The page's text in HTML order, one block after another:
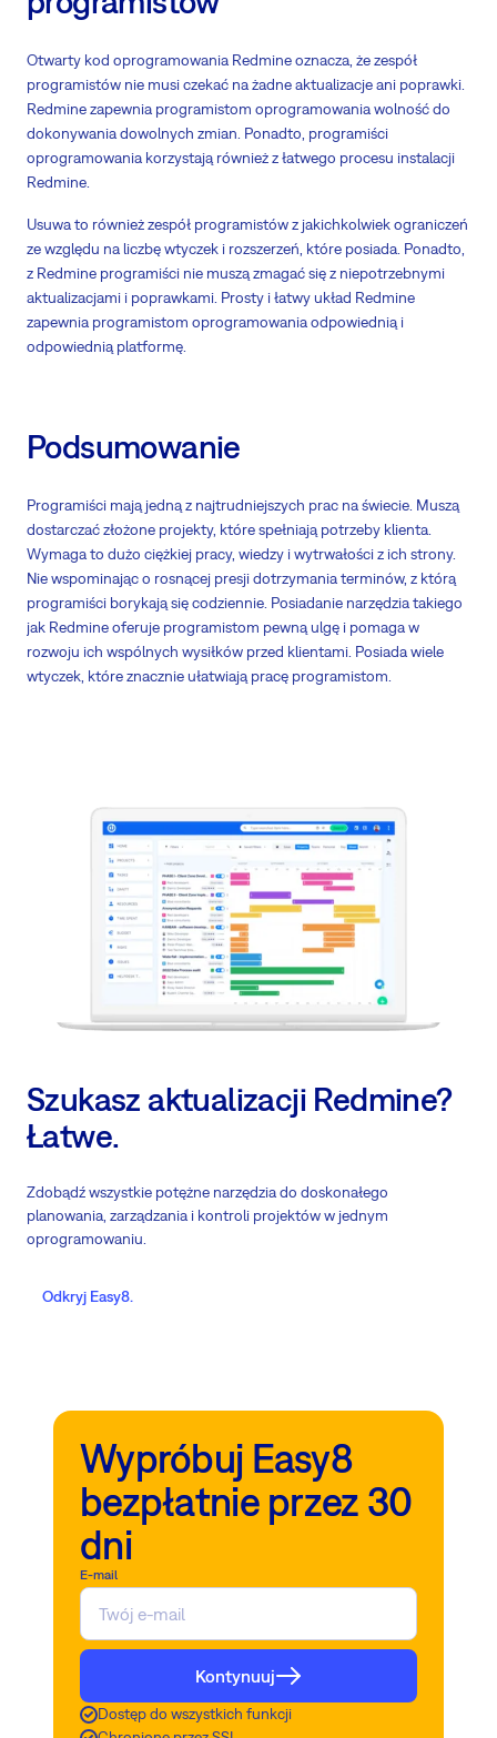
Otwarty kod oprogramowania Redmine oznacza, że zespół
programistów nie musi czekać na żadne aktualizacje ani poprawki.
Redmine zapewnia programistom oprogramowania wolność do
dokonywania dowolnych zmian. Ponadto, programiści
oprogramowania korzystają również z łatwego procesu instalacji
Redmine.
Usuwa to również zespół programistów z jakichkolwiek ograniczeń
ze względu na liczbę wtyczek i rozszerzeń, które posiada. Ponadto,
z Redmine programiści nie muszą zmagać się z niepotrzebnymi
aktualizacjami i poprawkami. Prosty i łatwy układ Redmine
zapewnia programistom oprogramowania odpowiednią i
odpowiednią platformę.
Podsumowanie
Programiści mają jedną z najtrudniejszych prac na świecie. Muszą
dostarczać złożone projekty, które spełniają potrzeby klienta.
Wymaga to dużo ciężkiej pracy, wiedzy i wytrwałości z ich strony.
Nie wspominając o rosnącej presji dotrzymania terminów, z którą
programiści borykają się codziennie. Posiadanie narzędzia takiego
jak Redmine oferuje programistom pewną ulgę i pomaga w
rozwoju ich wspólnych wysiłków przed klientami. Posiada wiele
wtyczek, które znacznie ułatwiają pracę programistom.
Szukasz aktualizacji Redmine?
Łatwe.
Zdobądź wszystkie potężne narzędzia do doskonałego
planowania, zarządzania i kontroli projektów w jednym
oprogramowaniu.
Odkryj Easy8.
Wypróbuj Easy8
bezpłatnie przez 30
dni
E-mail
Kontynuuj
Dostęp do wszystkich funkcji